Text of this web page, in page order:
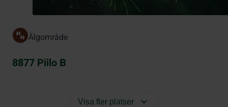
Älgområde
8877 Piilo B
Visa fler platser